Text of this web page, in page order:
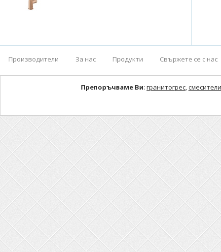
Производители За нас Продукти Свържете се с нас
Препоръчваме Ви: гранитогрес,